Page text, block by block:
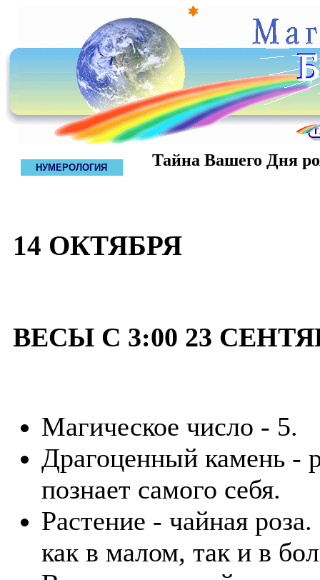
НУМЕРОЛОГИЯ Тайна Вашего Дня
14 ОКТЯБРЯ
ВЕСЫ С 3:00 23
Магическое число - 5.
Драгоценный камень -
познает самого себя.
Растение - чайная
как в малом, так и в